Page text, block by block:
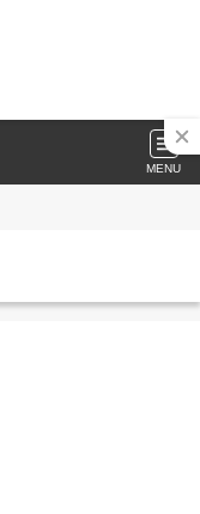
MENU